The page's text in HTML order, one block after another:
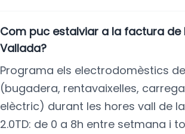
Com puc estalviar a la factura de
Vallada?
Programa els electrodomèstics
(bugadera, rentavaixelles,
elèctric) durant les hores vall de
2.0TD: de 0 a 8h entre setmana i